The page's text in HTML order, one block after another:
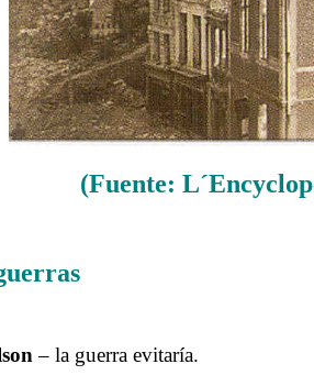
(Fuente:
– la guerra evitaría.